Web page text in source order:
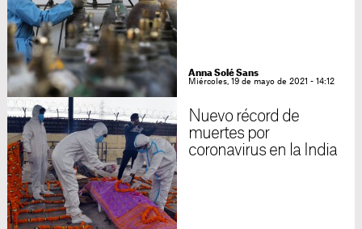
Anna Solé Sans
Miércoles, 19 de mayo de 2021 - 14:12
Nuevo récord de
muertes por
coronavirus en la India